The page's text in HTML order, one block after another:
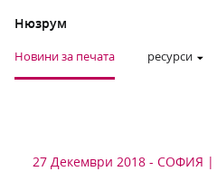
Нюзрум
Новини за печата ресурси
27 Декември 2018 - СОФИЯ